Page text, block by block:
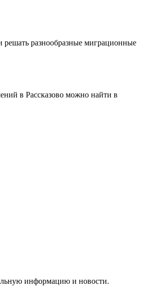
разнообразные миграционные
в Рассказово можно найти в
информацию и новости.